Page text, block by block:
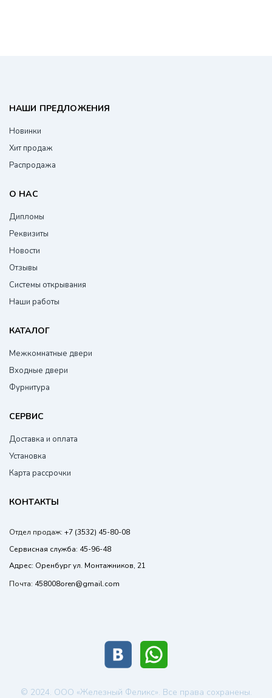
КОНТАКТЫ
Отдел продаж: +7 (3532) 45-80-08
Сервисная служба: 45-96-48
Адрес: Оренбург ул. Монтажников, 21
Почта: 458008oren@gmail.com
СЕРВИС
Доставка и оплата
Установка
Карта рассрочки
КАТАЛОГ
Межкомнатные двери
Входные двери
Фурнитура
О НАС
Дипломы
Реквизиты
Новости
Отзывы
Системы открывания
Наши работы
НАШИ ПРЕДЛОЖЕНИЯ
Новинки
Хит продаж
Распродажа
© 2024. ООО «Железный Феликс». Все права сохранены.